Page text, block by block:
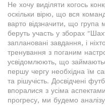
Не хочу виділяти когось
оскільки вірю, що вся
варто відзначити, що група
беруть участь у зборах
заплановані завдання, і
тренування з поганим
усвідомлюють, що
першу чергу необхідна їм
та рішучість. Досвідчені
впоралися з усіма
прогресу, ми будемо